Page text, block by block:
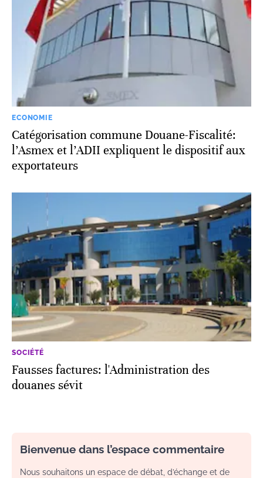
ECONOMIE
Catégorisation commune Douane-Fiscalité:
l’Asmex et l’ADII expliquent le dispositif aux
exportateurs
SOCIÉTÉ
Fausses factures: l'Administration des
douanes sévit
Bienvenue dans l’espace commentaire
Nous souhaitons un espace de débat, d’échange et de